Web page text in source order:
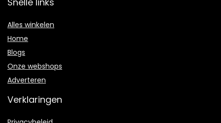
Alles winkelen
Home
Blogs
Onze webshops
Adverteren
Verklaringen